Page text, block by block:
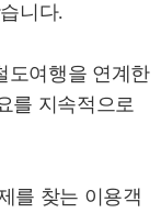
니다.
도여행을 연계한
를 지속적으로
를 찾는 이용객